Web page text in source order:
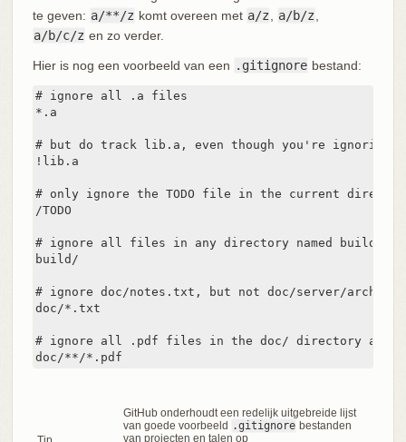
te geven: a/**/z komt overeen met a/z a/b/z
a/b/c/z en zo verder.
Hier is nog een voorbeeld van een .gitignore bestand:
# ignore all .a files
*.a
# but do track lib.a, even though you're ignoring
!lib.a
# only ignore the TODO file in the current
/TODO
# ignore all files in any directory named build
build/
# ignore doc/notes.txt, but not doc/server/arch.txt
doc/*.txt
# ignore all .pdf files in the doc/ directory and
doc/**/*.pdf
GitHub onderhoudt een redelijk uitgebreide lijst
van goede voorbeeld .gitignore bestanden
van projecten en talen op